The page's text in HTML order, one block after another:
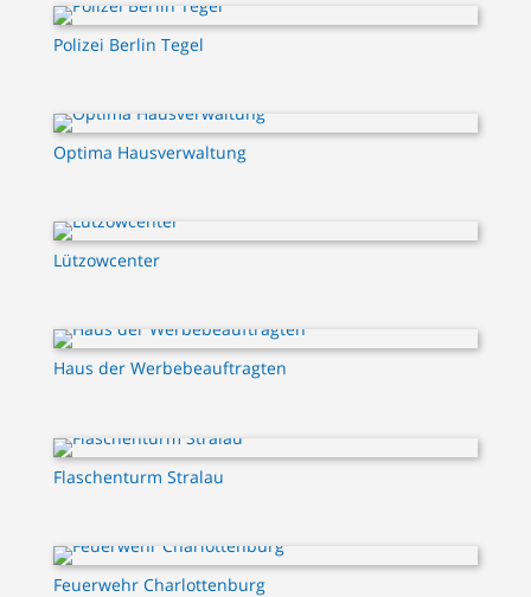
Polizei Berlin Tegel
Optima Hausverwaltung
Lützowcenter
Haus der Werbebeauftragten
Flaschenturm Stralau
Feuerwehr Charlottenburg